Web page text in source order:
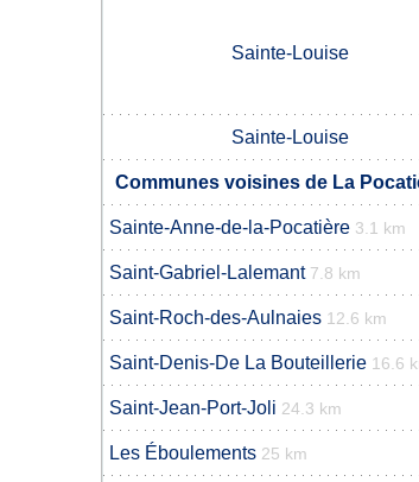
Sainte-Louise
Sainte-Louise
Communes voisines de La
Sainte-Anne-de-la-Pocatière 3.1 km
Saint-Gabriel-Lalemant 7.8 km
Saint-Roch-des-Aulnaies 12.6 km
Saint-Denis-De La Bouteillerie 16.6
Saint-Jean-Port-Joli 24.3 km
Les Éboulements 25 km